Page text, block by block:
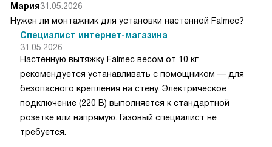
Мария31.05.2026
Нужен ли монтажник для установки настенной Falmec?
Специалист интернет-магазина
31.05.2026
Настенную вытяжку Falmec весом от 10 кг
рекомендуется устанавливать с помощником — для
безопасного крепления на стену. Электрическое
подключение (220 В) выполняется к стандартной
розетке или напрямую. Газовый специалист не
требуется.